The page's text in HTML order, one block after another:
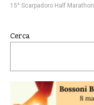
15^ Scarpadoro Half Marathon
Cerca